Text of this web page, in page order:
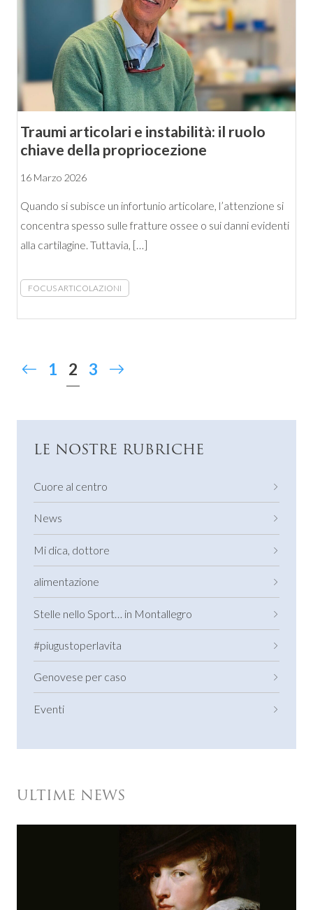
Traumi articolari e instabilità: il ruolo
chiave della propriocezione
16 Marzo 2026
Quando si subisce un infortunio articolare, l’attenzione si
concentra spesso sulle fratture ossee o sui danni evidenti
alla cartilagine. Tuttavia, […]
FOCUS ARTICOLAZIONI
1 2 3
LE NOSTRE RUBRICHE
Cuore al centro
News
Mi dica, dottore
alimentazione
Stelle nello Sport… in Montallegro
#piugustoperlavita
Genovese per caso
Eventi
ULTIME NEWS